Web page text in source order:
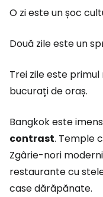
O zi este un șoc
Două zile este un
Trei zile este
bucurați de oraș.
Bangkok este
contrast. Temple
Zgârie-nori
restaurante cu
case dărăpănate.